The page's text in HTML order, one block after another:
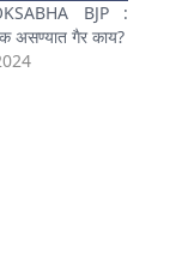
BJP :
असण्यात गैर काय?